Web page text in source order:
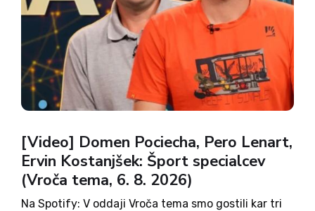
[Video] Domen Pociecha, Pero Lenart,
Ervin Kostanjšek: Šport specialcev
(Vroča tema, 6. 8. 2026)
Na Spotify: V oddaji Vroča tema smo gostili kar tri